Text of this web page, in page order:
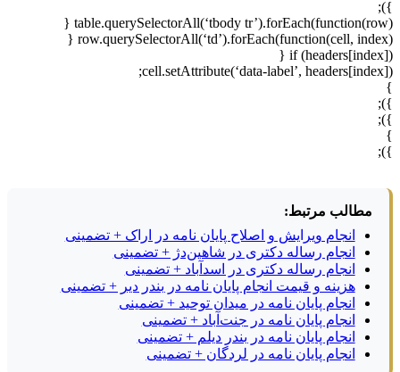
table.querySelectorAll(‘tbody
row.querySelectorAll(‘td’).forEach(function(cell,
if
cell.setAttribute(‘data-label’,
مطالب مرتبط:
انجام ویرایش و اصلاح پایان نامه در اراک + تضمینی
انجام رساله دکتری در شاهین‌دژ + تضمینی
انجام رساله دکتری در اسدآباد + تضمینی
هزینه و قیمت انجام پایان نامه در بندر دیر + تضمینی
انجام پایان نامه در میدان توحید + تضمینی
انجام پایان نامه در جنت‌آباد + تضمینی
انجام پایان نامه در بندر دیلم + تضمینی
انجام پایان نامه در لردگان + تضمینی